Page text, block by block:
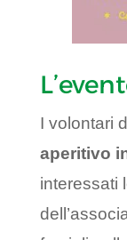
I volontari
aperitivo
interessati